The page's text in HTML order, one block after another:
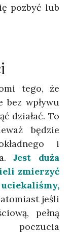
pozbyć lub
tego, że
bez wpływu
działać. To
będzie
i
Jest duża
zmierzyć
jeśli
pełną
poczucia